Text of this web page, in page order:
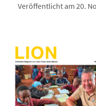
Veröffentlicht am 20.